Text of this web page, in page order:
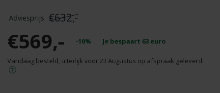
€632,-
€569,- -10% Je bespaart 63 euro
Vandaag besteld, uiterlijk voor 23 Augustus op afspraak geleverd.